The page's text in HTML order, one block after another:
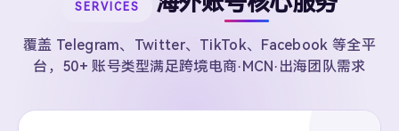
SERVICES
覆盖 Telegram、Twitter、TikTok、Facebook 等全平
台，50+ 账号类型满足跨境电商·MCN·出海团队需求